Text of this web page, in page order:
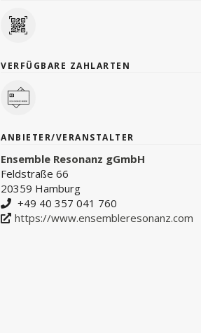
VERFÜGBARE ZAHLARTEN
ANBIETER/VERANSTALTER
Ensemble Resonanz gGmbH
Feldstraße 66
20359 Hamburg
+49 40 357 041 760
https://www.ensembleresonanz.com